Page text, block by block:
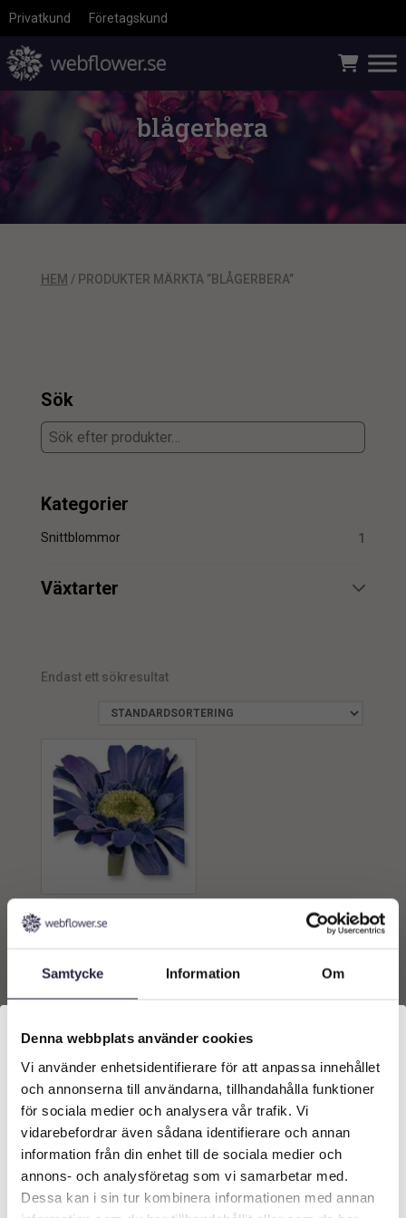
Samtycke Information Om
Denna webbplats använder cookies
Vi använder enhetsidentifierare för att anpassa innehållet
och annonserna till användarna, tillhandahålla funktioner
för sociala medier och analysera vår trafik. Vi
vidarebefordrar även sådana identifierare och annan
information från din enhet till de sociala medier och
annons- och analysföretag som vi samarbetar med.
Dessa kan i sin tur kombinera informationen med annan
Privatkund Företagskund
blågerbera
HEM / PRODUKTER MÄRKTA ”BLÅGERBERA”
Sök
Kategorier
Snittblommor 1
Växtarter
Endast ett sökresultat
Gerbera | Blå snittblomma
28 cm — 72-pack
varukorg
KONTAKT
Välkommen till Webflower
Vilken typ av kund är du? Du kan alltid justera ditt val
längst upp på sidan.
Företagskund (exkl. moms)